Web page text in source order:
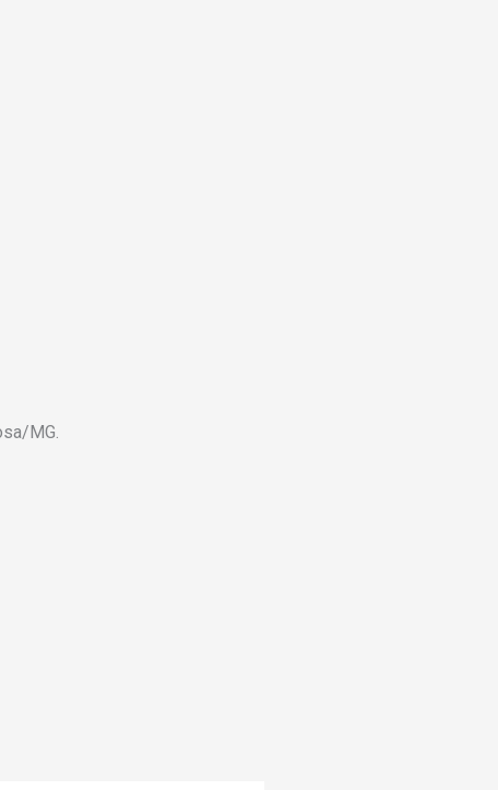
MG.